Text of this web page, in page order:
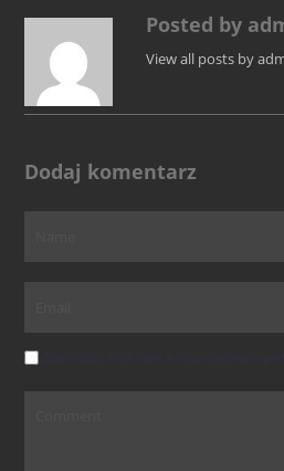
Posted by
View all posts by
Dodaj komentarz
Zapamiętaj moje dane w tej przeglądarce